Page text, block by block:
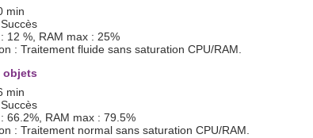
min
12 %, RAM max : 25%
: Traitement fluide sans saturation CPU/RAM.
objets
min
66.2%, RAM max : 79.5%
: Traitement normal sans saturation CPU/RAM.